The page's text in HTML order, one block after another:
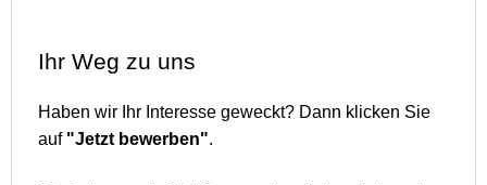
Ihr Weg zu uns
Haben wir Ihr Interesse geweckt? Dann klicken Sie
auf "Jetzt bewerben".